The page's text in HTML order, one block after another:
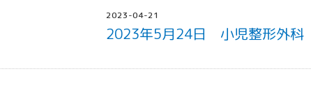
2023-04-21
2023年5月24日 小児整形外科